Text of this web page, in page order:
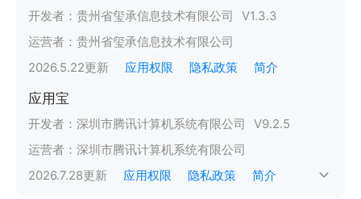
开发者： 贵州省玺承信息技术有限公司 V1.3.3
运营者： 贵州省玺承信息技术有限公司
2026.5.22更新 应用权限 隐私政策 简介
应用宝
开发者： 深圳市腾讯计算机系统有限公司 V9.2.5
运营者： 深圳市腾讯计算机系统有限公司
2026.7.28更新 应用权限 隐私政策 简介